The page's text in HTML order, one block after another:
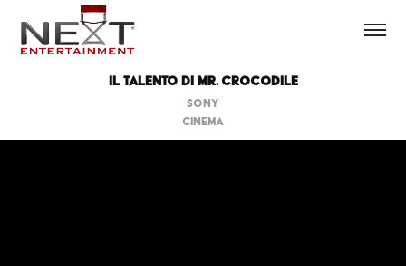
IL TALENTO DI MR. CROCODILE
SONY
CINEMA